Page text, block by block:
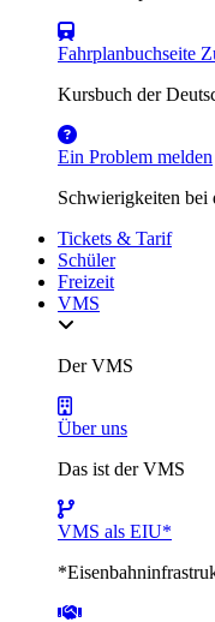
Fahrplanbuchseite
Kursbuch der
Ein Problem melden
Schwierigkeiten bei
Tickets & Tarif
Schüler
Freizeit
VMS
Der VMS
Über uns
Das ist der VMS
VMS als EIU*